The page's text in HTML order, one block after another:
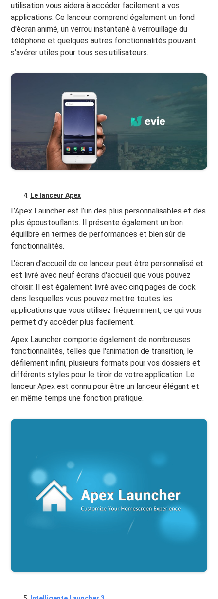
utilisation vous aidera à accéder facilement à vos
applications. Ce lanceur comprend également un fond
d'écran animé, un verrou instantané à verrouillage du
téléphone et quelques autres fonctionnalités pouvant
s'avérer utiles pour tous ses utilisateurs.
Le lanceur Apex
L’Apex Launcher est l’un des plus personnalisables et des
plus époustouflants. Il présente également un bon
équilibre en termes de performances et bien sûr de
fonctionnalités.
L'écran d'accueil de ce lanceur peut être personnalisé et
est livré avec neuf écrans d'accueil que vous pouvez
choisir. Il est également livré avec cinq pages de dock
dans lesquelles vous pouvez mettre toutes les
applications que vous utilisez fréquemment, ce qui vous
permet d’y accéder plus facilement.
Apex Launcher comporte également de nombreuses
fonctionnalités, telles que l'animation de transition, le
défilement infini, plusieurs formats pour vos dossiers et
différents styles pour le tiroir de votre application. Le
lanceur Apex est connu pour être un lanceur élégant et
en même temps une fonction pratique.